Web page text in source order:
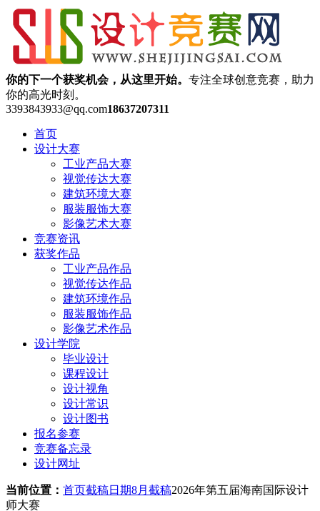
你的下一个获奖机会，从这里开始。 专注全球创意竞赛，助力
你的高光时刻。
3393843933@qq.com18637207311
首页
设计大赛
工业产品大赛
视觉传达大赛
建筑环境大赛
服装服饰大赛
影像艺术大赛
竞赛资讯
获奖作品
工业产品作品
视觉传达作品
建筑环境作品
服装服饰作品
影像艺术作品
设计学院
毕业设计
课程设计
设计视角
设计常识
设计图书
报名参赛
竞赛备忘录
设计网址
当前位置： 首页截稿日期8月截稿2026年第五届海南国际设计
师大赛